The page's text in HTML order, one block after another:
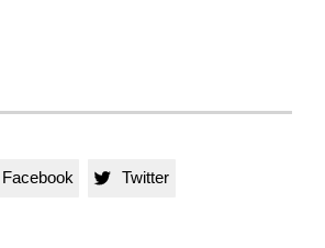
Facebook  Twitter